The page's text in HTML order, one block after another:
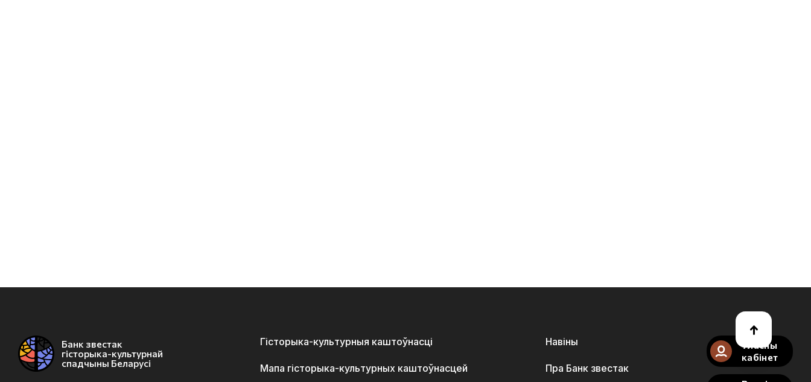
Банк звестак
гісторыка-культурнай
спадчыны Беларусі
Гісторыка-культурныя каштоўнасці
Мапа гісторыка-культурных каштоўнасцей
Навіны
Пра Банк звестак
Уласны
кабінет